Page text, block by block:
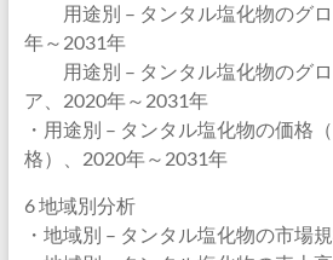
用途別 – タンタル塩化物のグロ
年～2031年
用途別 – タンタル塩化物のグロ
ア、2020年～2031年
・用途別 – タンタル塩化物の価格
格）、2020年～2031年
6 地域別分析
・地域別 – タンタル塩化物の市場